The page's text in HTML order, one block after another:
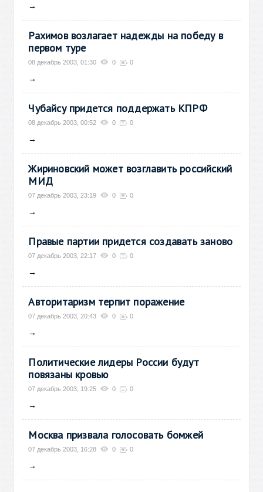
→
Рахимов возлагает надежды на победу в
первом туре
08 декабрь 2003, 01:30 0 0
→
Чубайсу придется поддержать КПРФ
08 декабрь 2003, 00:52 0 0
→
Жириновский может возглавить российский
МИД
07 декабрь 2003, 23:19 0 0
→
Правые партии придется создавать заново
07 декабрь 2003, 22:17 0 0
→
Авторитаризм терпит поражение
07 декабрь 2003, 20:43 0 0
→
Политические лидеры России будут
повязаны кровью
07 декабрь 2003, 19:25 0 0
→
Москва призвала голосовать бомжей
07 декабрь 2003, 16:28 0 0
→